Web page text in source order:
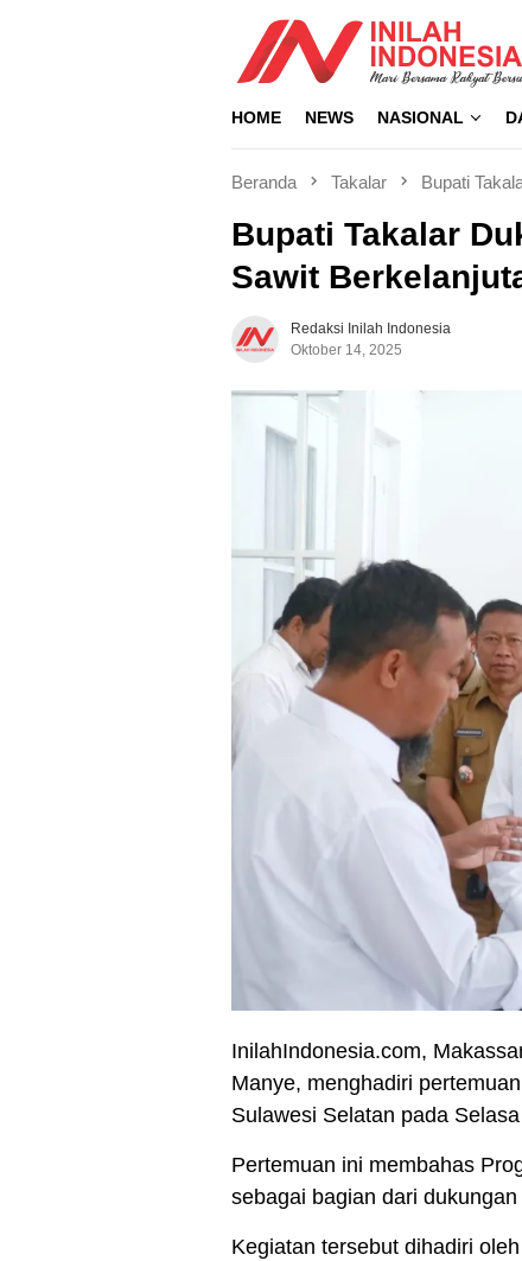
HOME NEWS NASIONAL
Beranda Takalar Bupati
Bupati Takalar
Sawit
Redaksi Inilah Indonesia
Oktober 14, 2025
InilahIndonesia.com,
Manye, menghadiri
Sulawesi Selatan pada
Pertemuan ini membahas
sebagai bagian dari
Kegiatan tersebut dihadiri